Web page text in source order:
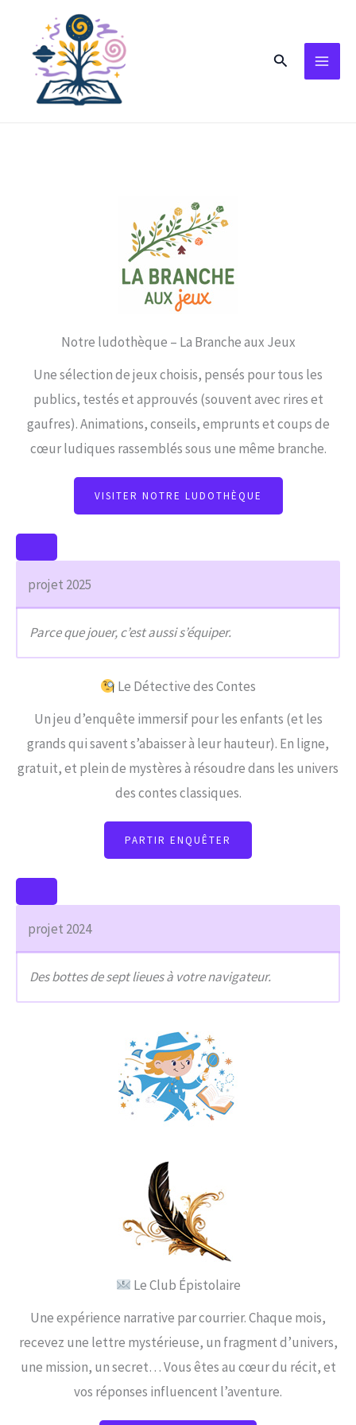
contenu
Rechercher
Notre ludothèque – La Branche aux Jeux
Une sélection de jeux choisis, pensés pour tous les
publics, testés et approuvés (souvent avec rires et
gaufres). Animations, conseils, emprunts et coups de
cœur ludiques rassemblés sous une même branche.
VISITER NOTRE LUDOTHÈQUE
projet 2025
Parce que jouer, c’est aussi s’équiper.
Le Détective des Contes
Un jeu d’enquête immersif pour les enfants (et les
grands qui savent s’abaisser à leur hauteur). En ligne,
gratuit, et plein de mystères à résoudre dans les univers
des contes classiques.
PARTIR ENQUÊTER
projet 2024
Des bottes de sept lieues à votre navigateur.
Le Club Épistolaire
Une expérience narrative par courrier. Chaque mois,
recevez une lettre mystérieuse, un fragment d’univers,
une mission, un secret… Vous êtes au cœur du récit, et
vos réponses influencent l’aventure.